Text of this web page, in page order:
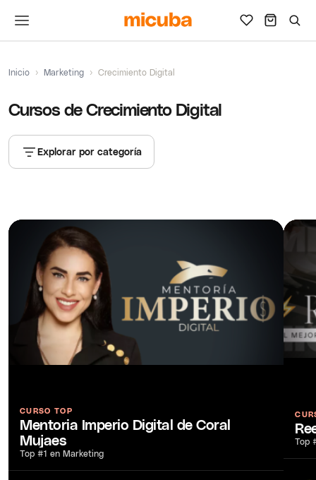
Inicio › Marketing › Crecimiento Digital
Cursos de Crecimiento Digital
Explorar por categoría
CURSO TOP
Mentoria Imperio Digital de Coral
Mujaes
Top #1 en Marketing
Top